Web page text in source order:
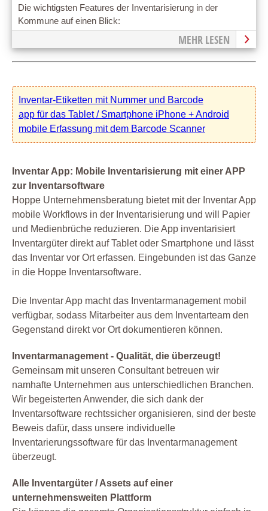
Die wichtigsten Features der Inventarisierung in der
Kommune auf einen Blick:
MEHR LESEN
Inventar-Etiketten mit Nummer und Barcode
app für das Tablet / Smartphone iPhone + Android
mobile Erfassung mit dem Barcode Scanner
Inventar App: Mobile Inventarisierung mit einer APP
zur Inventarsoftware
Hoppe Unternehmensberatung bietet mit der Inventar App
mobile Workflows in der Inventarisierung und will Papier
und Medienbrüche reduzieren. Die App inventarisiert
Inventargüter direkt auf Tablet oder Smartphone und lässt
das Inventar vor Ort erfassen. Eingebunden ist das Ganze
in die Hoppe Inventarsoftware.
Die Inventar App macht das Inventarmanagement mobil
verfügbar, sodass Mitarbeiter aus dem Inventarteam den
Gegenstand direkt vor Ort dokumentieren können.
Inventarmanagement - Qualität, die überzeugt!
Gemeinsam mit unseren Consultant betreuen wir
namhafte Unternehmen aus unterschiedlichen Branchen.
Wir begeisterten Anwender, die sich dank der
Inventarsoftware rechtssicher organisieren, sind der beste
Beweis dafür, dass unsere individuelle
Inventarierungssoftware für das Inventarmanagement
überzeugt.
Alle Inventargüter / Assets auf einer
unternehmensweiten Plattform